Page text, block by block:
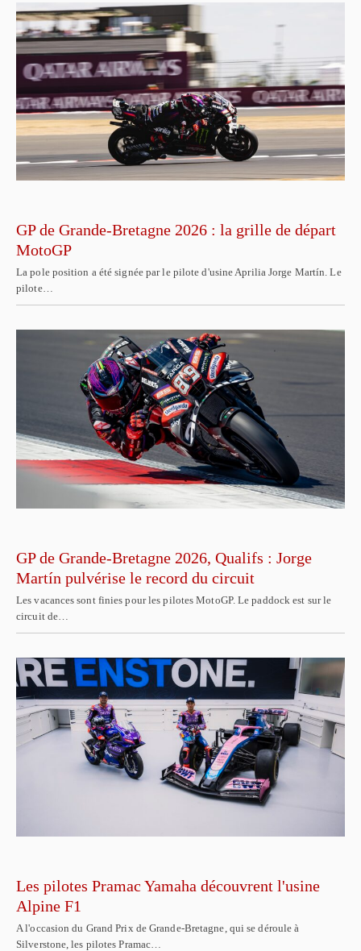
GP de Grande-Bretagne 2026 : la grille de départ
MotoGP
La pole position a été signée par le pilote d'usine Aprilia Jorge Martín. Le
pilote…
GP de Grande-Bretagne 2026, Qualifs : Jorge
Martín pulvérise le record du circuit
Les vacances sont finies pour les pilotes MotoGP. Le paddock est sur le
circuit de…
Les pilotes Pramac Yamaha découvrent l'usine
Alpine F1
A l'occasion du Grand Prix de Grande-Bretagne, qui se déroule à
Silverstone, les pilotes Pramac…